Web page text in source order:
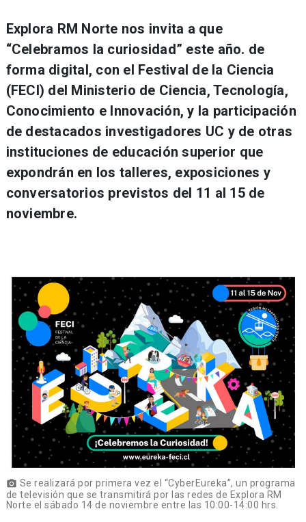
Explora RM Norte nos invita a que
“Celebramos la curiosidad” este año. de
forma digital, con el Festival de la Ciencia
(FECI) del Ministerio de Ciencia, Tecnología,
Conocimiento e Innovación, y la participación
de destacados investigadores UC y de otras
instituciones de educación superior que
expondrán en los talleres, exposiciones y
conversatorios previstos del 11 al 15 de
noviembre.
photo_camera Se realizará por primera vez el “CyberEureka”, un programa
de televisión que se transmitirá por las redes de Explora RM
Norte el sábado 14 de noviembre entre las 10:00-14:00 hrs.